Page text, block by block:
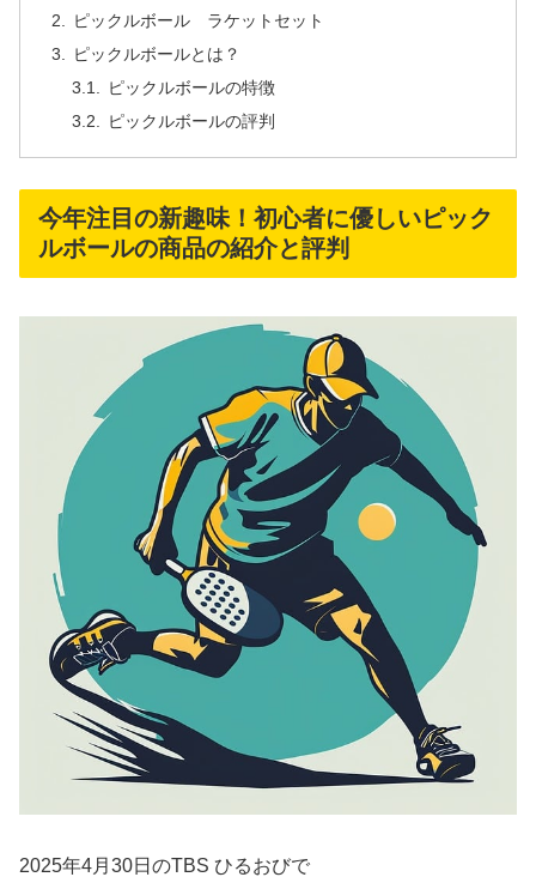
ピックルボール ラケットセット
ピックルボールとは？
ピックルボールの特徴
ピックルボールの評判
今年注目の新趣味！初心者に優しいピック
ルボールの商品の紹介と評判
2025年4月30日のTBS ひるおびで